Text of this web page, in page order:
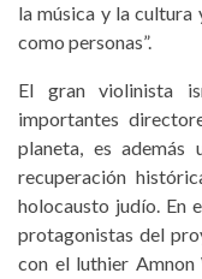
la música y la cultura
como personas”.
El gran violinista
importantes
planeta, es
recuperación
holocausto judío. En
protagonistas del
con el luthier Amnon